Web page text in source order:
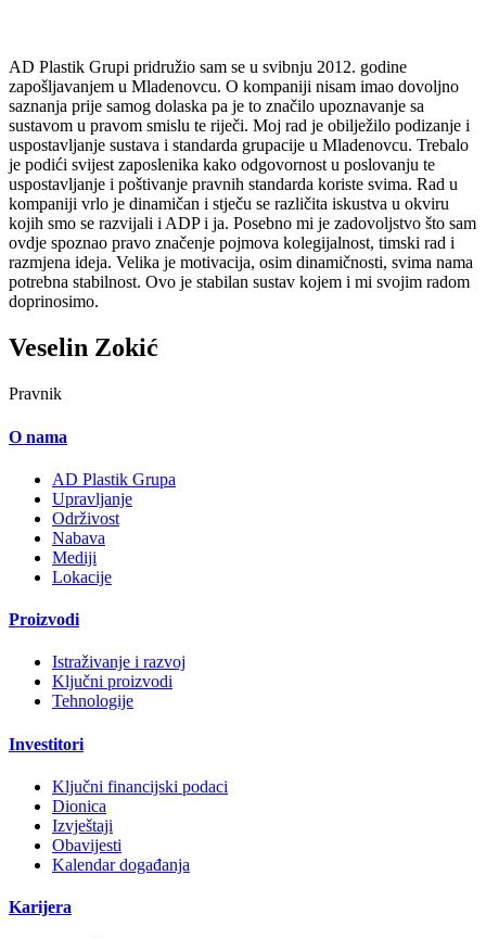
AD Plastik Grupi pridružio sam se u svibnju 2012. godine
zapošljavanjem u Mladenovcu. O kompaniji nisam imao dovoljno
saznanja prije samog dolaska pa je to značilo upoznavanje sa
sustavom u pravom smislu te riječi. Moj rad je obilježilo podizanje i
uspostavljanje sustava i standarda grupacije u Mladenovcu. Trebalo
je podići svijest zaposlenika kako odgovornost u poslovanju te
uspostavljanje i poštivanje pravnih standarda koriste svima. Rad u
kompaniji vrlo je dinamičan i stječu se različita iskustva u okviru
kojih smo se razvijali i ADP i ja. Posebno mi je zadovoljstvo što sam
ovdje spoznao pravo značenje pojmova kolegijalnost, timski rad i
razmjena ideja. Velika je motivacija, osim dinamičnosti, svima nama
potrebna stabilnost. Ovo je stabilan sustav kojem i mi svojim radom
doprinosimo.
Veselin Zokić
Pravnik
O nama
AD Plastik Grupa
Upravljanje
Održivost
Nabava
Mediji
Lokacije
Proizvodi
Istraživanje i razvoj
Ključni proizvodi
Tehnologije
Investitori
Ključni financijski podaci
Dionica
Izvještaji
Obavijesti
Kalendar događanja
Karijera